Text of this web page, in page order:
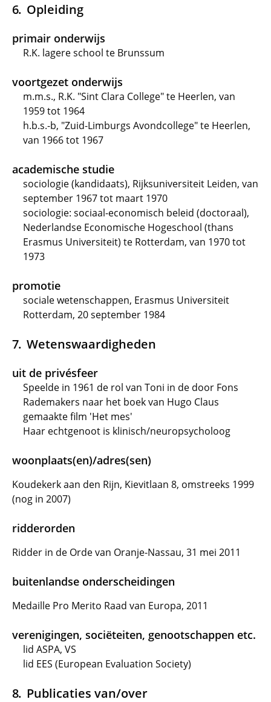
Opleiding
primair onderwijs
R.K. lagere school te Brunssum
voortgezet onderwijs
m.m.s., R.K. "Sint Clara College" te Heerlen, van
1959 tot 1964
h.b.s.-b, "Zuid-Limburgs Avondcollege" te Heerlen,
van 1966 tot 1967
academische studie
sociologie (kandidaats), Rijksuniversiteit Leiden, van
september 1967 tot maart 1970
sociologie: sociaal-economisch beleid (doctoraal),
Nederlandse Economische Hogeschool (thans
Erasmus Universiteit) te Rotterdam, van 1970 tot
1973
promotie
sociale wetenschappen, Erasmus Universiteit
Rotterdam, 20 september 1984
Wetenswaardigheden
uit de privésfeer
Speelde in 1961 de rol van Toni in de door Fons
Rademakers naar het boek van Hugo Claus
gemaakte film 'Het mes'
Haar echtgenoot is klinisch/neuropsycholoog
woonplaats(en)/adres(sen)
Koudekerk aan den Rijn, Kievitlaan 8, omstreeks 1999
(nog in 2007)
ridderorden
Ridder in de Orde van Oranje-Nassau, 31 mei 2011
buitenlandse onderscheidingen
Medaille Pro Merito Raad van Europa, 2011
verenigingen, sociëteiten, genootschappen etc.
lid ASPA, VS
lid EES (European Evaluation Society)
Publicaties van/over